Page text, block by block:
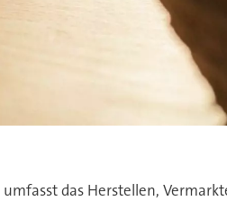
das Herstellen,